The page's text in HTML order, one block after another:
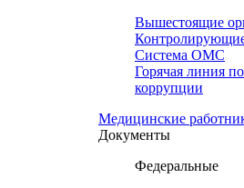
Вышестоящие
Система ОМС
Горячая линия по
коррупции
Медицинские
Документы
Федеральные